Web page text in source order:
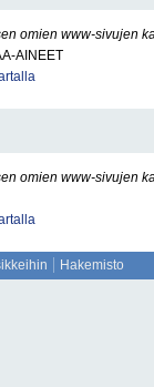
omien www-sivujen
AINEET
omien www-sivujen
Hakemisto